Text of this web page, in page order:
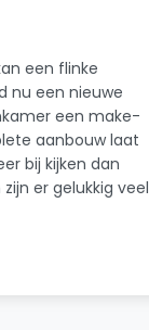
een flinke
nu een nieuwe
een make-
aanbouw laat
bij kijken dan
er gelukkig veel